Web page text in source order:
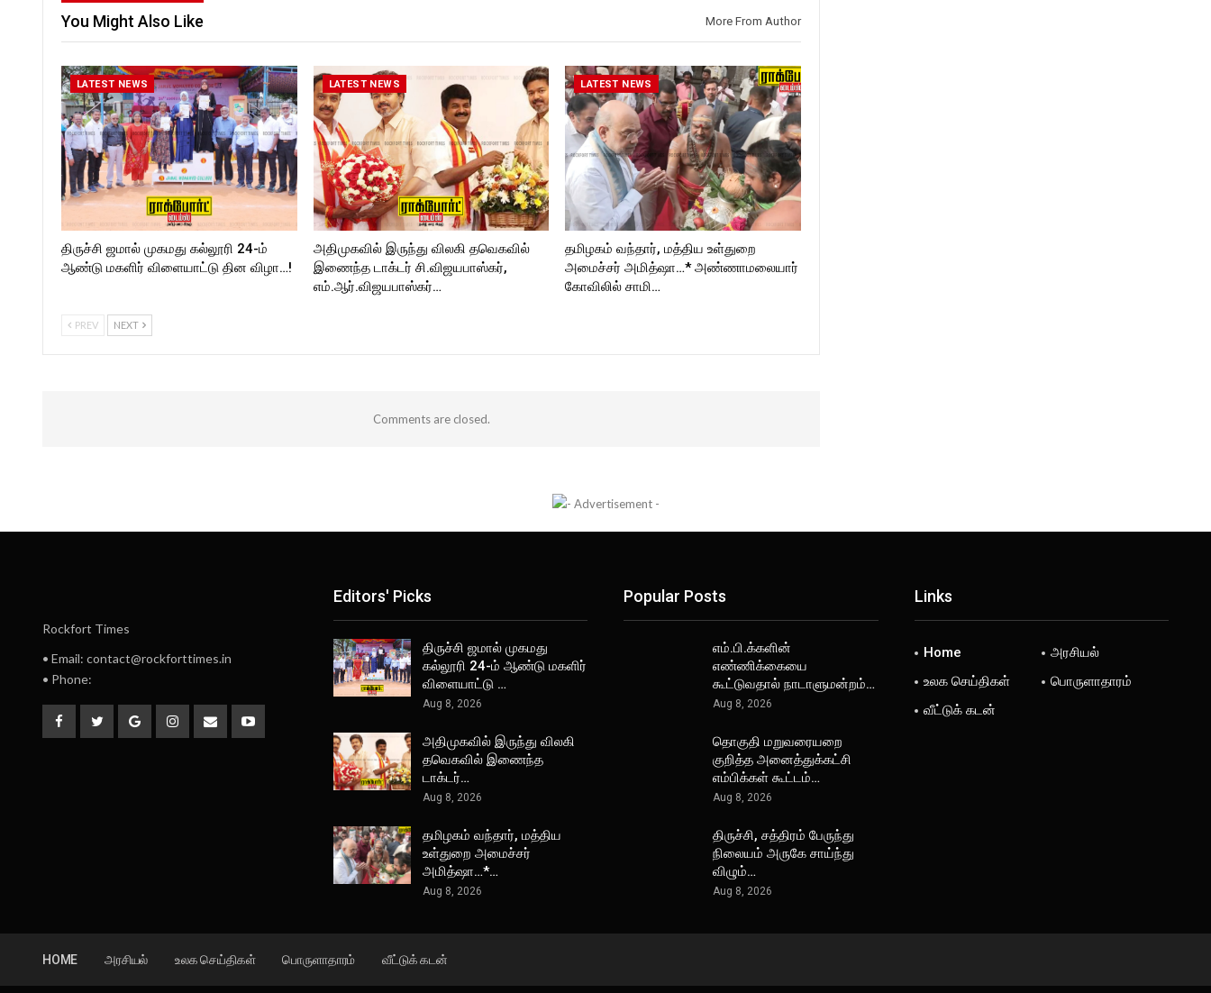
You Might Also Like More From Author
LATEST NEWS
திருச்சி ஜமால் முகமது கல்லூரி 24-ம்
ஆண்டு மகளிர் விளையாட்டு தின விழா…!
LATEST NEWS
அதிமுகவில் இருந்து விலகி தவெகவில்
இணைந்த டாக்டர் சி.விஜயபாஸ்கர்,
எம்.ஆர்.விஜயபாஸ்கர்…
LATEST NEWS
தமிழகம் வந்தார், மத்திய உள்துறை
அமைச்சர் அமித்ஷா…* அண்ணாமலையார்
கோவிலில் சாமி…
PREV NEXT
Comments are closed.
Rockfort Times
• Email: contact@rockforttimes.in
• Phone:
Editors' Picks
திருச்சி ஜமால் முகமது
கல்லூரி 24-ம் ஆண்டு மகளிர்
விளையாட்டு …
Aug 8, 2026
அதிமுகவில் இருந்து விலகி
தவெகவில் இணைந்த
டாக்டர்…
Aug 8, 2026
தமிழகம் வந்தார், மத்திய
உள்துறை அமைச்சர்
அமித்ஷா…*…
Aug 8, 2026
Popular Posts
எம்.பி.க்களின்
எண்ணிக்கையை
கூட்டுவதால் நாடாளுமன்றம்…
Aug 8, 2026
தொகுதி மறுவரையறை
குறித்த அனைத்துக்கட்சி
எம்பிக்கள் கூட்டம்…
Aug 8, 2026
திருச்சி, சத்திரம் பேருந்து
நிலையம் அருகே சாய்ந்து
விழும்…
Aug 8, 2026
Links
Home
அரசியல்
உலக செய்திகள்
பொருளாதாரம்
வீட்டுக் கடன்
HOME அரசியல் உலக செய்திகள் பொருளாதாரம் வீட்டுக் கடன்